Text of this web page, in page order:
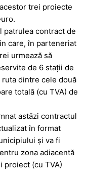
trei proiecte
patrulea contract de
care, în parteneriat
urmează să
de 6 staţii de
dintre cele două
totală (cu TVA) de
astăzi contractul
în format
şi va fi
zona adiacentă
proiect (cu TVA)